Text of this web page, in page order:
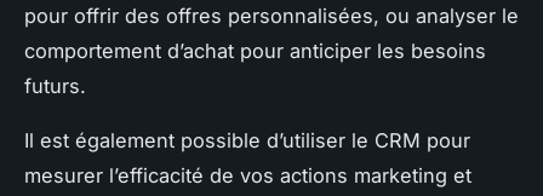
pour offrir des offres personnalisées, ou analyser le
comportement d’achat pour anticiper les besoins
futurs.
Il est également possible d’utiliser le CRM pour
mesurer l’efficacité de vos actions marketing et